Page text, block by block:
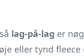
lag-på-lag er
eller tynd fleece